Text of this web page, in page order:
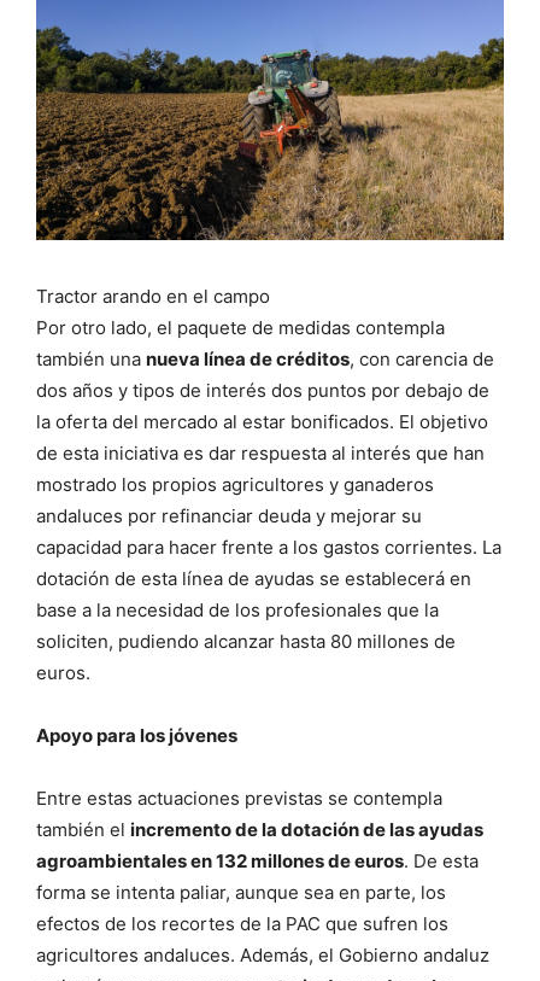
Tractor arando en el campo
Por otro lado, el paquete de medidas contempla
también una nueva línea de créditos, con carencia de
dos años y tipos de interés dos puntos por debajo de
la oferta del mercado al estar bonificados. El objetivo
de esta iniciativa es dar respuesta al interés que han
mostrado los propios agricultores y ganaderos
andaluces por refinanciar deuda y mejorar su
capacidad para hacer frente a los gastos corrientes. La
dotación de esta línea de ayudas se establecerá en
base a la necesidad de los profesionales que la
soliciten, pudiendo alcanzar hasta 80 millones de
euros.
Apoyo para los jóvenes
Entre estas actuaciones previstas se contempla
también el incremento de la dotación de las ayudas
agroambientales en 132 millones de euros. De esta
forma se intenta paliar, aunque sea en parte, los
efectos de los recortes de la PAC que sufren los
agricultores andaluces. Además, el Gobierno andaluz